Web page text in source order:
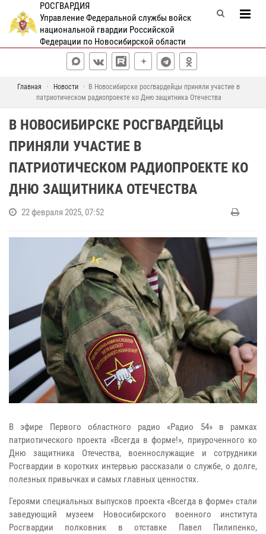
РОСГВАРДИЯ
Управление Федеральной службы войск
национальной гвардии Российской
Федерации по Новосибирской области
Главная Новости
В Новосибирске росгвардейцы приняли участие в
патриотическом радиопроекте ко Дню защитника Отечества
В НОВОСИБИРСКЕ РОСГВАРДЕЙЦЫ
ПРИНЯЛИ УЧАСТИЕ В
ПАТРИОТИЧЕСКОМ РАДИОПРОЕКТЕ КО
ДНЮ ЗАЩИТНИКА ОТЕЧЕСТВА
22 февраля 2025, 07:52
В эфире Первого областного радио «Радио 54» в рамках
патриотического проекта «Всегда в форме!», приуроченного ко
Дню защитника Отечества, военнослужащие и сотрудники
Росгвардии в коротких интервью рассказали о службе, о долге,
полезных привычках и самых главных ценностях.
Героями специальных выпусков проекта «Всегда в форме» стали
заведующий музеем Новосибирского военного института
Росгвардии полковник в отставке Павел Пилипенко,